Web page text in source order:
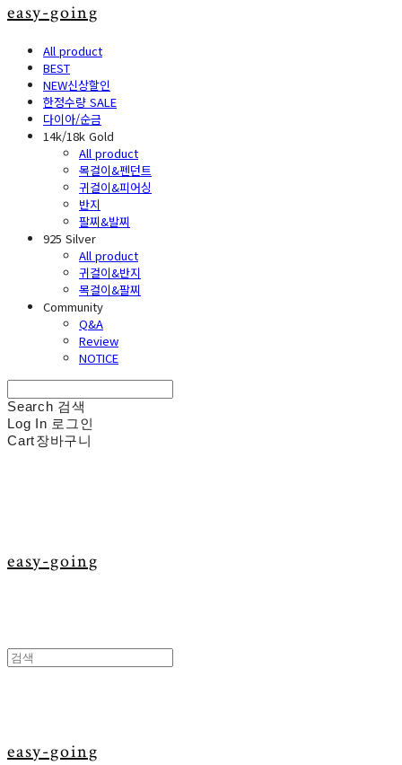
easy-going
All product
BEST
NEW신상할인
한정수량 SALE
다이아/순금
14k/18k Gold
All product
목걸이&펜던트
귀걸이&피어싱
반지
팔찌&발찌
925 Silver
All product
귀걸이&반지
목걸이&팔찌
Community
Q&A
Review
NOTICE
Search 검색
Log In 로그인
Cart장바구니
easy-going
easy-going